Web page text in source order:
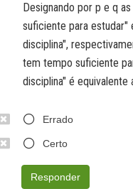
Designando por p e q
suficiente para estudar"
disciplina",
tem tempo suficiente
disciplina" é
Errado
Certo
Responder